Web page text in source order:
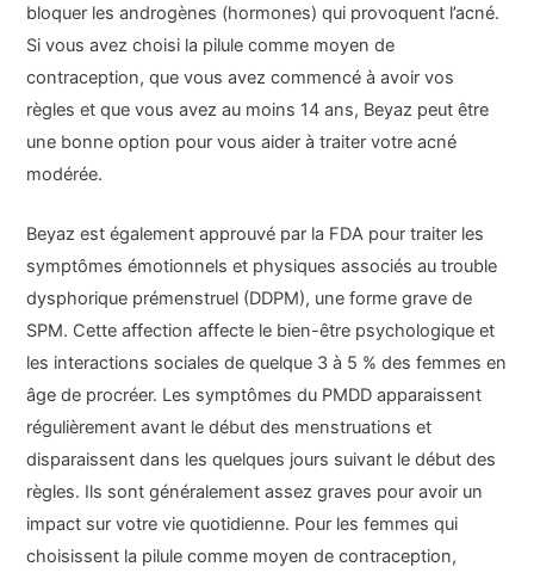
bloquer les androgènes (hormones) qui provoquent l’acné.
Si vous avez choisi la pilule comme moyen de
contraception, que vous avez commencé à avoir vos
règles et que vous avez au moins 14 ans, Beyaz peut être
une bonne option pour vous aider à traiter votre acné
modérée.
Beyaz est également approuvé par la FDA pour traiter les
symptômes émotionnels et physiques associés au trouble
dysphorique prémenstruel (DDPM), une forme grave de
SPM. Cette affection affecte le bien-être psychologique et
les interactions sociales de quelque 3 à 5 % des femmes en
âge de procréer. Les symptômes du PMDD apparaissent
régulièrement avant le début des menstruations et
disparaissent dans les quelques jours suivant le début des
règles. Ils sont généralement assez graves pour avoir un
impact sur votre vie quotidienne. Pour les femmes qui
choisissent la pilule comme moyen de contraception,